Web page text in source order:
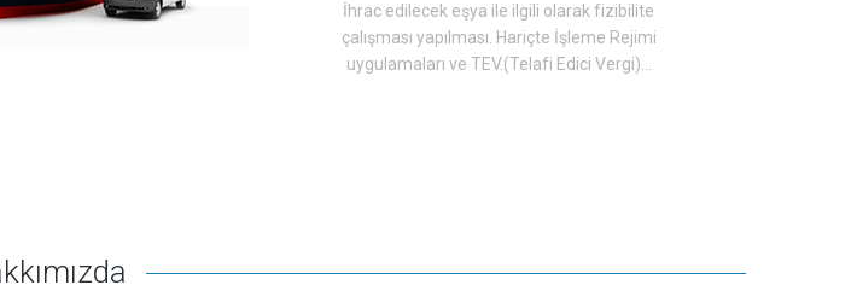
İhrac edilecek eşya ile ilgili olarak fizibilite
çalışması yapılması. Hariçte İşleme Rejimi
uygulamaları ve TEV.(Telafi Edici Vergi)...